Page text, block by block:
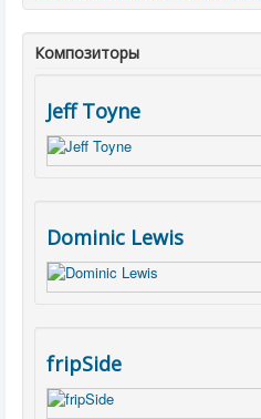
Композиторы
Jeff Toyne
Dominic Lewis
fripSide